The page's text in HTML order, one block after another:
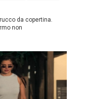
da copertina.
non